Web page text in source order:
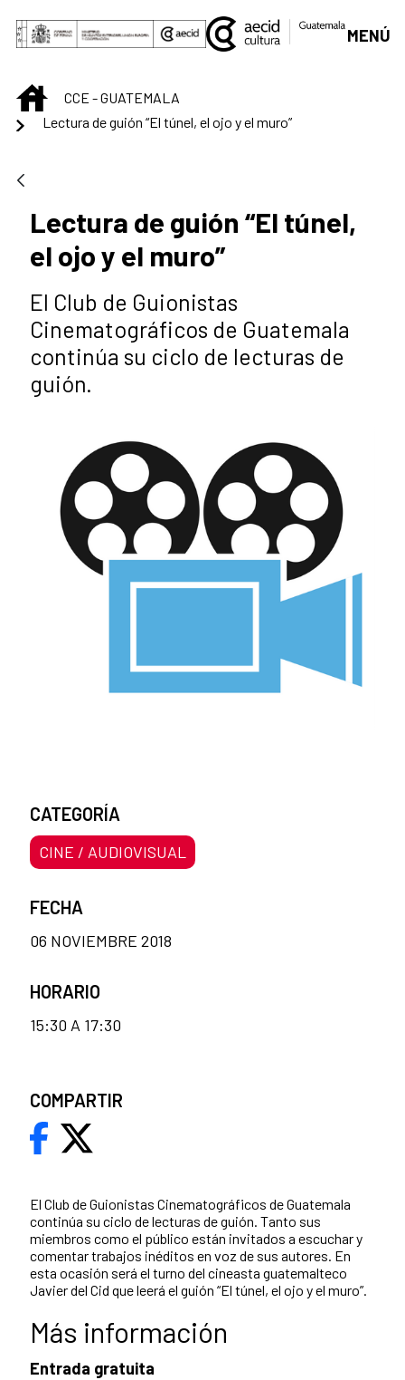
Saltar al contenido principal
MENÚ
INICIOCCE - GUATEMALA
Lectura de guión “El túnel, el ojo y el muro”
Lectura de guión “El túnel,
el ojo y el muro”
El Club de Guionistas
Cinematográficos de Guatemala
continúa su ciclo de lecturas de
guión.
El Club de Guionistas Cinematográficos de Guatemala
continúa su ciclo de lecturas de guión. Tanto sus
miembros como el público están invitados a escuchar y
comentar trabajos inéditos en voz de sus autores. En
esta ocasión será el turno del cineasta guatemalteco
Javier del Cid que leerá el guión “El túnel, el ojo y el muro”.
Más información
Entrada gratuita
CATEGORÍA
CINE / AUDIOVISUAL
FECHA
06 NOVIEMBRE 2018
HORARIO
15:30 A 17:30
COMPARTIR